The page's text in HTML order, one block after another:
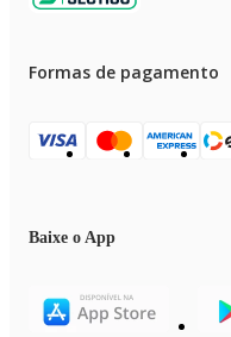
Formas de pagamento
Baixe o App